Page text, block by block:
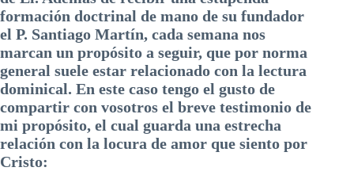
formación doctrinal de mano de su fundador
el P. Santiago Martín, cada semana nos
marcan un propósito a seguir, que por norma
general suele estar relacionado con la lectura
dominical. En este caso tengo el gusto de
compartir con vosotros el breve testimonio de
mi propósito, el cual guarda una estrecha
relación con la locura de amor que siento por
Cristo: